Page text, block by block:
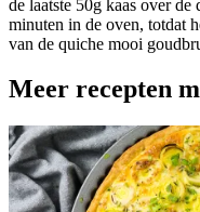
de laatste 50g kaas over
minuten in de oven, totdat
van de quiche mooi
Meer recepten